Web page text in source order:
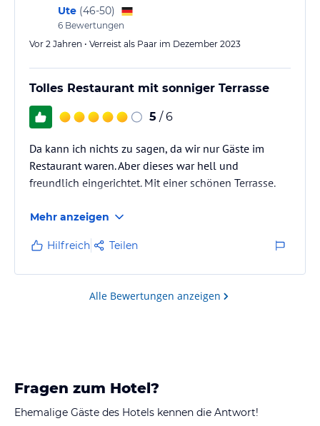
Ute (46-50)
6 Bewertungen
Vor 2 Jahren • Verreist als Paar im Dezember 2023
Tolles Restaurant mit sonniger Terrasse
5 / 6
Da kann ich nichts zu sagen, da wir nur Gäste im
Restaurant waren. Aber dieses war hell und
freundlich eingerichtet. Mit einer schönen Terrasse.
Mehr anzeigen
Hilfreich Teilen
Alle Bewertungen anzeigen
Fragen zum Hotel?
Ehemalige Gäste des Hotels kennen die Antwort!